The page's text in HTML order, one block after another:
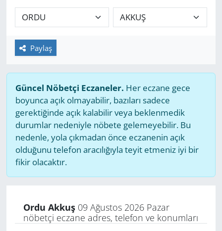
Paylaş
Güncel Nöbetçi Eczaneler. Her eczane gece
boyunca açık olmayabilir, bazıları sadece
gerektiğinde açık kalabilir veya beklenmedik
durumlar nedeniyle nöbete gelemeyebilir. Bu
nedenle, yola çıkmadan önce eczanenin açık
olduğunu telefon aracılığıyla teyit etmeniz iyi bir
fikir olacaktır.
Ordu Akkuş09 Ağustos 2026 Pazar
nöbetçi eczane adres, telefon ve konumları
GÜNDEM
HABERDE İNSAN
MAGAZİN
POLİTİKA
RESMİ İLANLAR
SAĞLIK
SPOR